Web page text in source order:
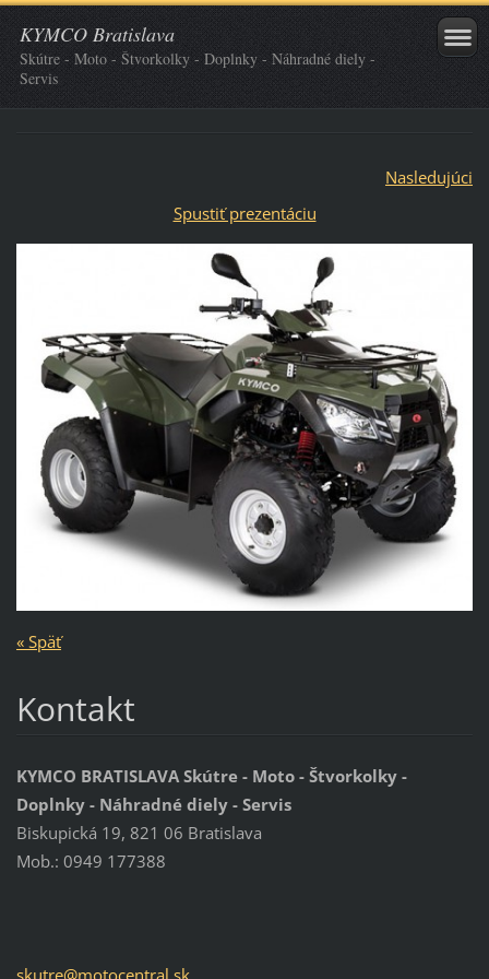
KYMCO Bratislava
Skútre - Moto - Štvorkolky - Doplnky - Náhradné diely -
Servis
Nasledujúci
Spustiť prezentáciu
« Späť
Kontakt
KYMCO BRATISLAVA Skútre - Moto - Štvorkolky -
Doplnky - Náhradné diely - Servis
Biskupická 19, 821 06 Bratislava
Mob.: 0949 177388
skutre@motocentral.sk